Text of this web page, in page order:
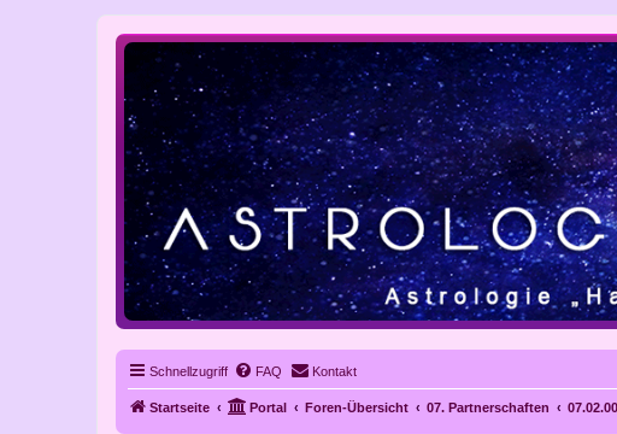
Schnellzugriff FAQ Kontakt
Startseite Portal Foren-Übersicht 07. Partnerschaften